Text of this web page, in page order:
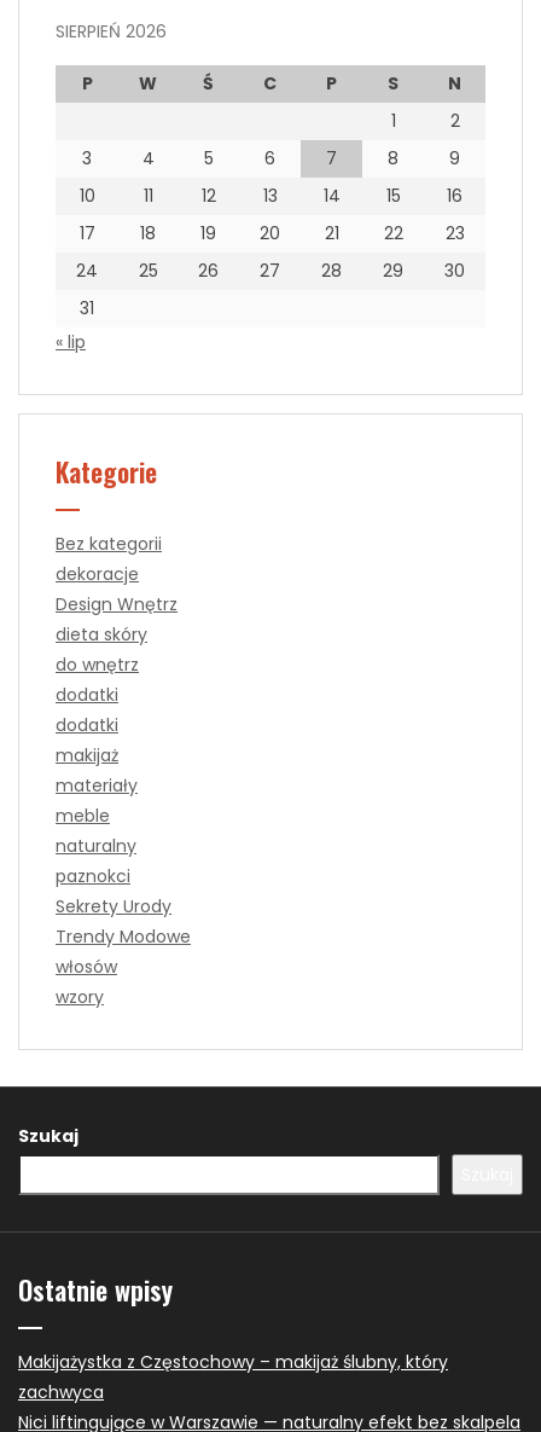
SIERPIEŃ 2026
P W Ś C P S
N
1
2
3
4 5 6 7 8
9
10
11 12 13 14 15
16
17
18 19 20 21 22
23
24
25 26 27 28 29
30
31
« lip
Kategorie
Bez kategorii
dekoracje
Design Wnętrz
dieta skóry
do wnętrz
dodatki
dodatki
makijaż
materiały
meble
naturalny
paznokci
Sekrety Urody
Trendy Modowe
włosów
wzory
Szukaj
Ostatnie wpisy
Makijażystka z Częstochowy – makijaż ślubny, który
zachwyca
Nici liftingujące w Warszawie — naturalny efekt bez skalpela